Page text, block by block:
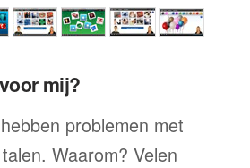
mij?
problemen met
Waarom? Velen